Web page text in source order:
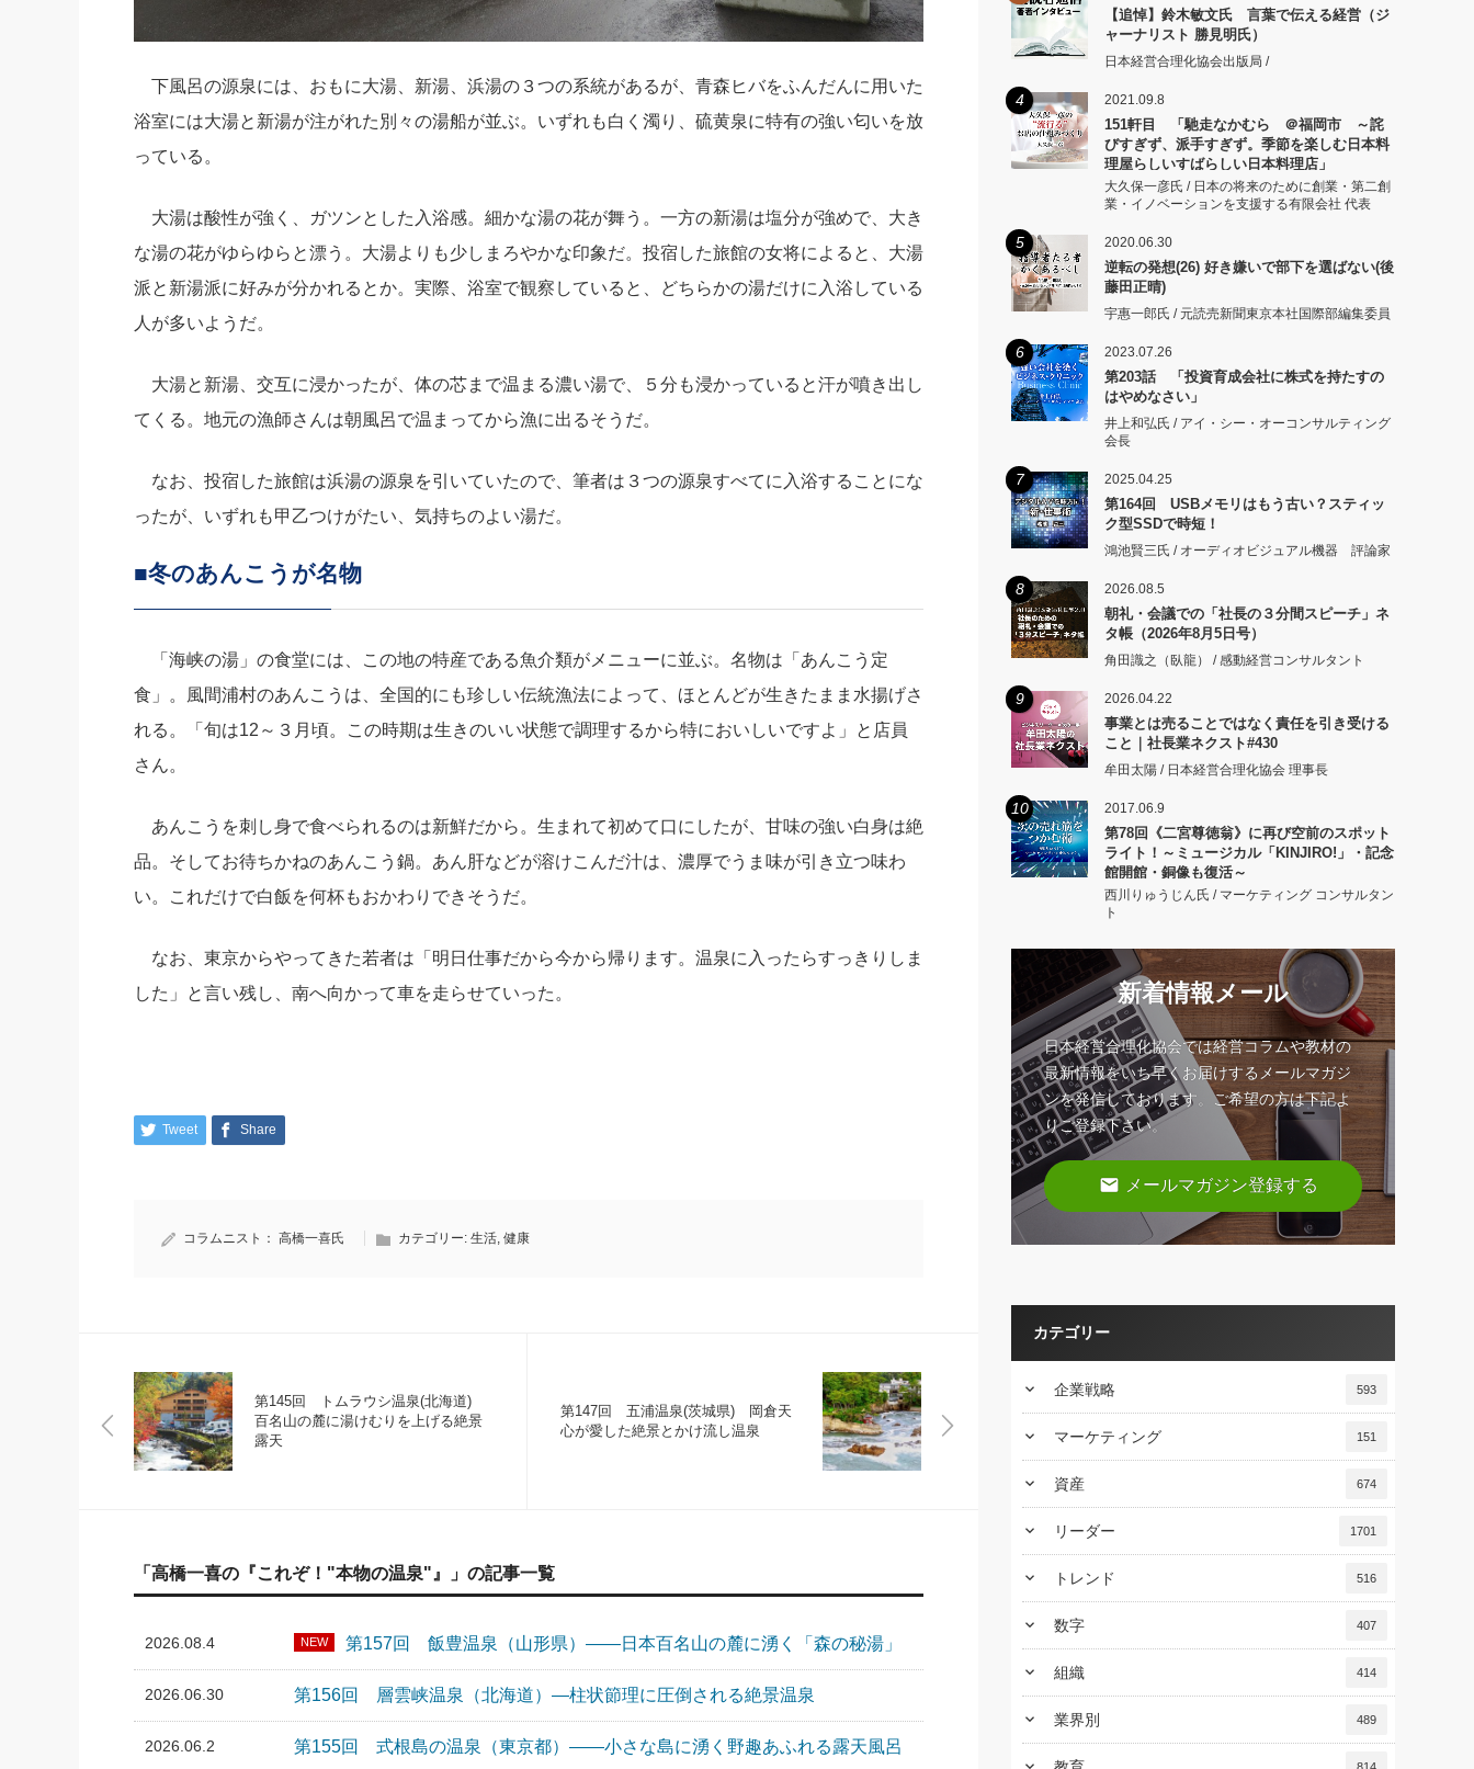
下風呂の源泉には、おもに大湯、新湯、浜湯の３つの系統があるが、青森ヒバをふんだんに用いた
浴室には大湯と新湯が注がれた別々の湯船が並ぶ。いずれも白く濁り、硫黄泉に特有の強い匂いを放
っている。
大湯は酸性が強く、ガツンとした入浴感。細かな湯の花が舞う。一方の新湯は塩分が強めで、大き
な湯の花がゆらゆらと漂う。大湯よりも少しまろやかな印象だ。投宿した旅館の女将によると、大湯
派と新湯派に好みが分かれるとか。実際、浴室で観察していると、どちらかの湯だけに入浴している
人が多いようだ。
大湯と新湯、交互に浸かったが、体の芯まで温まる濃い湯で、５分も浸かっていると汗が噴き出し
てくる。地元の漁師さんは朝風呂で温まってから漁に出るそうだ。
なお、投宿した旅館は浜湯の源泉を引いていたので、筆者は３つの源泉すべてに入浴することにな
ったが、いずれも甲乙つけがたい、気持ちのよい湯だ。
■冬のあんこうが名物
「海峡の湯」の食堂には、この地の特産である魚介類がメニューに並ぶ。名物は「あんこう定
食」。風間浦村のあんこうは、全国的にも珍しい伝統漁法によって、ほとんどが生きたまま水揚げさ
れる。「旬は12～３月頃。この時期は生きのいい状態で調理するから特においしいですよ」と店員
さん。
あんこうを刺し身で食べられるのは新鮮だから。生まれて初めて口にしたが、甘味の強い白身は絶
品。そしてお待ちかねのあんこう鍋。あん肝などが溶けこんだ汁は、濃厚でうま味が引き立つ味わ
い。これだけで白飯を何杯もおかわりできそうだ。
なお、東京からやってきた若者は「明日仕事だから今から帰ります。温泉に入ったらすっきりしま
した」と言い残し、南へ向かって車を走らせていった。
Tweet Share
コラムニスト： 高橋一喜氏 カテゴリー: 生活, 健康
第145回 トムラウシ温泉(北海道)
百名山の麓に湯けむりを上げる絶景
露天
第147回 五浦温泉(茨城県) 岡倉天
心が愛した絶景とかけ流し温泉
「高橋一喜の『これぞ！"本物の温泉"』」の記事一覧
2026.08.4 NEW 第157回 飯豊温泉（山形県）――日本百名山の麓に湧く「森の秘湯」
2026.06.30 第156回 層雲峡温泉（北海道）―柱状節理に圧倒される絶景温泉
2026.06.2 第155回 式根島の温泉（東京都）――小さな島に湧く野趣あふれる露天風呂
【追悼】鈴木敏文氏 言葉で伝える経営（ジ
ャーナリスト 勝見明氏）
日本経営合理化協会出版局 /
4 2021.09.8
151軒目 「馳走なかむら ＠福岡市 ～詫
びすぎず、派手すぎず。季節を楽しむ日本料
理屋らしいすばらしい日本料理店」
大久保一彦氏 / 日本の将来のために創業・第二創
業・イノベーションを支援する有限会社 代表
5 2020.06.30
逆転の発想(26) 好き嫌いで部下を選ばない(後
藤田正晴)
宇惠一郎氏 / 元読売新聞東京本社国際部編集委員
6 2023.07.26
第203話 「投資育成会社に株式を持たすの
はやめなさい」
井上和弘氏 / アイ・シー・オーコンサルティング
会長
7 2025.04.25
第164回 USBメモリはもう古い？スティッ
ク型SSDで時短！
鴻池賢三氏 / オーディオビジュアル機器 評論家
8 2026.08.5
朝礼・会議での「社長の３分間スピーチ」ネ
タ帳（2026年8月5日号）
角田識之（臥龍） / 感動経営コンサルタント
9 2026.04.22
事業とは売ることではなく責任を引き受ける
こと｜社長業ネクスト#430
牟田太陽 / 日本経営合理化協会 理事長
10 2017.06.9
第78回《二宮尊徳翁》に再び空前のスポット
ライト！～ミュージカル「KINJIRO!」・記念
館開館・銅像も復活～
西川りゅうじん氏 / マーケティング コンサルタン
ト
新着情報メール
日本経営合理化協会では経営コラムや教材の
最新情報をいち早くお届けするメールマガジ
ンを発信しております。ご希望の方は下記よ
りご登録下さい。
email メールマガジン登録する
カテゴリー
keyboard_arrow_down 企業戦略 593
keyboard_arrow_down マーケティング 151
keyboard_arrow_down 資産 674
keyboard_arrow_down リーダー 1701
keyboard_arrow_down トレンド 516
keyboard_arrow_down 数字 407
keyboard_arrow_down 組織 414
keyboard_arrow_down 業界別 489